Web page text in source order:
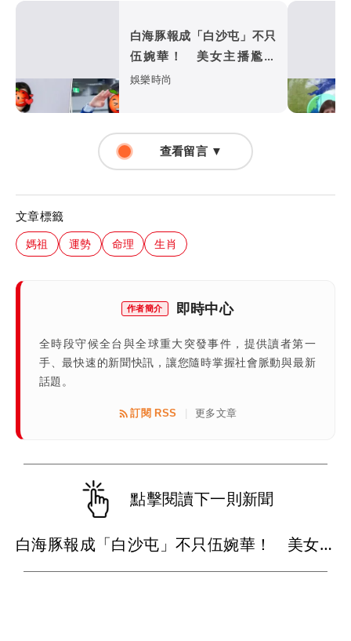
白海豚報成「白沙屯」不只
伍婉華！ 美女主播尷尬
認：我錯了
娛樂時尚
查看留言 ▼
文章標籤
媽祖 運勢 命理 生肖
作者簡介 即時中心
全時段守候全台與全球重大突發事件，提供讀者第一
手、最快速的新聞快訊，讓您隨時掌握社會脈動與最新
話題。
訂閱 RSS 更多文章
點擊閱讀下一則新聞
白海豚報成「白沙屯」不只伍婉華！ 美女主播尷尬認：我錯了